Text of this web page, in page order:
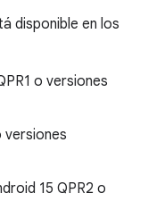
disponible en los
o versiones
versiones
15 QPR2 o